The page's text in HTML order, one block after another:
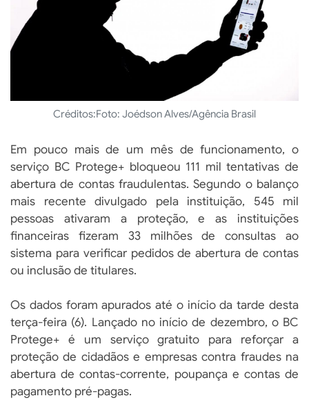
Créditos:Foto: Joédson Alves/Agência Brasil
Em pouco mais de um mês de funcionamento, o
serviço BC Protege+ bloqueou 111 mil tentativas de
abertura de contas fraudulentas. Segundo o balanço
mais recente divulgado pela instituição, 545 mil
pessoas ativaram a proteção, e as instituições
financeiras fizeram 33 milhões de consultas ao
sistema para verificar pedidos de abertura de contas
ou inclusão de titulares.
Os dados foram apurados até o início da tarde desta
terça-feira (6). Lançado no início de dezembro, o BC
Protege+ é um serviço gratuito para reforçar a
proteção de cidadãos e empresas contra fraudes na
abertura de contas-corrente, poupança e contas de
pagamento pré-pagas.